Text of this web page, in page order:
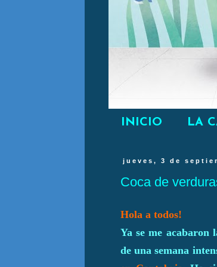
INICIO LA
jueves, 3 de
Coca de
Hola a todos!
Ya se me acabaron
de una semana